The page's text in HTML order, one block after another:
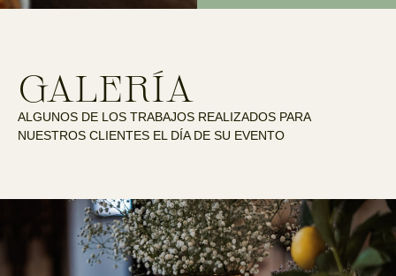
GALERÍA
ALGUNOS DE LOS TRABAJOS REALIZADOS PARA
NUESTROS CLIENTES EL DÍA DE SU EVENTO